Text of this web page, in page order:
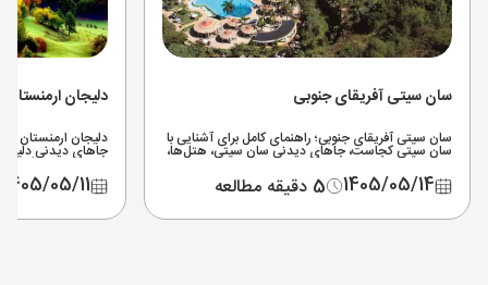
سان سیتی آفریقای جنوبی
سان سیتی آفریقای جنوبی؛ راهنمای کامل برای آشنایی با
سان سیتی کجاست، جاهای دیدنی سان سیتی، هتل‌ها،
پارک آبی، سافاری نزدیک سان سیتی و مسیر دسترسی از
ژوهانسبورگ.
1405/05/14 5 دقیقه مطالعه
دلیجان ارمنستان
دلیجان ارمنستان
جاهای دیدنی
شرایط طبیعت‌گردی
1405/05/11